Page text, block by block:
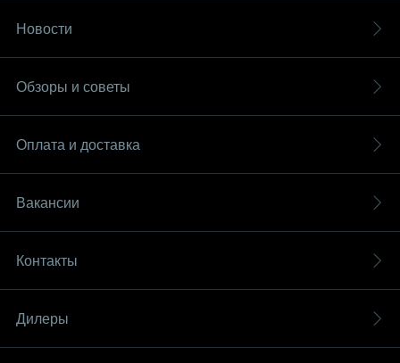
Новости
Обзоры и советы
Оплата и доставка
Вакансии
Контакты
Дилеры